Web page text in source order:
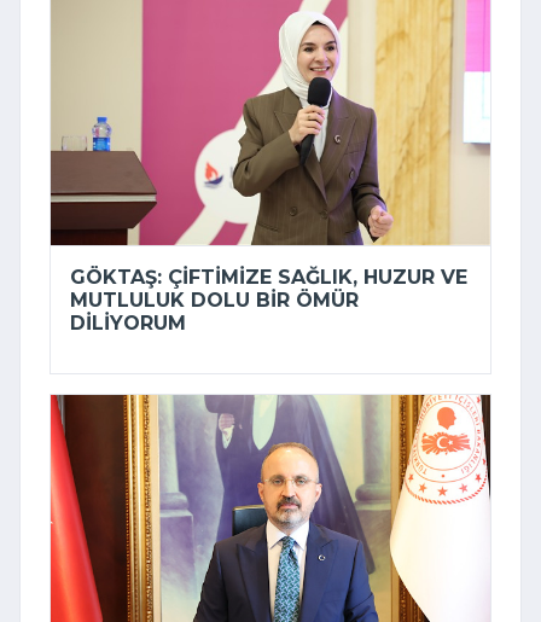
GÖKTAŞ: ÇIFTIMIZE SAĞLIK, HUZUR VE
MUTLULUK DOLU BIR ÖMÜR
DILIYORUM